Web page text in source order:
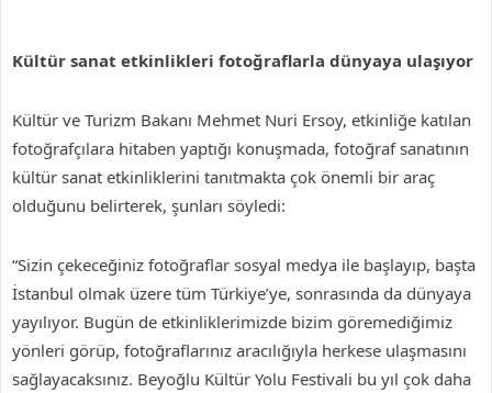
Kültür sanat etkinlikleri fotoğraflarla dünyaya ulaşıyor
Kültür ve Turizm Bakanı Mehmet Nuri Ersoy, etkinliğe katılan
fotoğrafçılara hitaben yaptığı konuşmada, fotoğraf sanatının
kültür sanat etkinliklerini tanıtmakta çok önemli bir araç
olduğunu belirterek, şunları söyledi:
“Sizin çekeceğiniz fotoğraflar sosyal medya ile başlayıp, başta
İstanbul olmak üzere tüm Türkiye’ye, sonrasında da dünyaya
yayılıyor. Bugün de etkinliklerimizde bizim göremediğimiz
yönleri görüp, fotoğraflarınız aracılığıyla herkese ulaşmasını
sağlayacaksınız. Beyoğlu Kültür Yolu Festivali bu yıl çok daha